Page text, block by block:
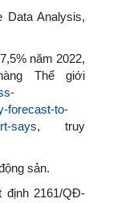
Data Analysis,
năm 2022,
Thế giới
forecast-to-
says, truy
sản.
định 2161/QĐ-